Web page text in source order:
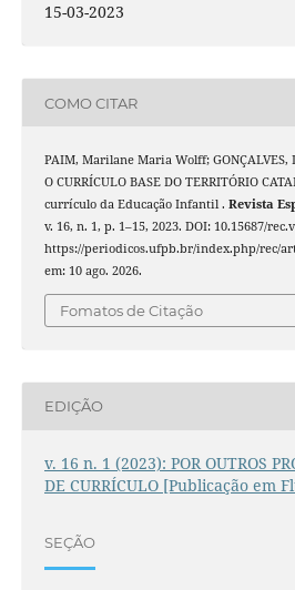
15-03-2023
COMO CITAR
PAIM, Marilane Maria Wolff; GONÇALVES,
O CURRÍCULO BASE DO TERRITÓRIO
currículo da Educação Infantil . Revista
v. 16, n. 1, p. 1–15, 2023. DOI: 10.15687/
https://periodicos.ufpb.br/index.php/rec/
em: 10 ago. 2026.
Fomatos de Citação
EDIÇÃO
v. 16 n. 1 (2023): POR OUTROS
DE CURRÍCULO [Publicação em
SEÇÃO